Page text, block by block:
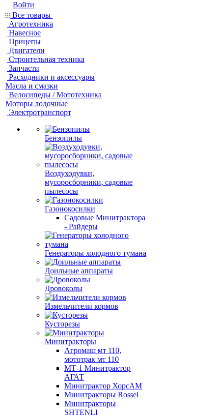
Войти
Все товары
Агротехника
Навесное
Прицепы
Двигатели
Строительная техника
Запчасти
Расходники и аксессуары
Масла и смазки
Велосипеды / Мототехника
Моторы лодочные
Электротранспорт
Бензопилы
Воздуходувки,
мусоросборники, cадовые
пылесосы
Газонокосилки
Садовые Минитрактора
- Райдеры
Генераторы холодного тумана
Доильные аппараты
Дровоколы
Измельчители кормов
Кусторезы
Минитракторы
Агромаш мт 110,
мототрак мт 110
МТ-1 Минитрактор
АГАТ
Минитрактор ХорсАМ
Минитракторы Rossel
Минитракторы
SHTENLI